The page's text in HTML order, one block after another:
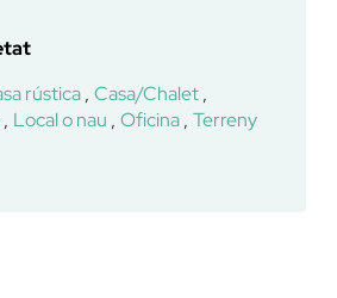
rústica Casa/Chalet
Local o nau Oficina Terreny